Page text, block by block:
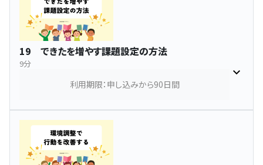
19 できたを増やす課題設定の方法
9分
利用期限：申し込みから90日間